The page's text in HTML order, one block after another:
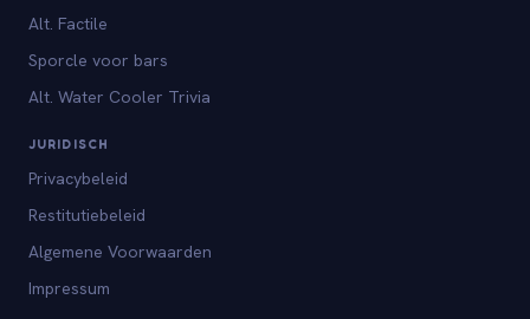
Alt. Factile
Sporcle voor bars
Alt. Water Cooler Trivia
JURIDISCH
Privacybeleid
Restitutiebeleid
Algemene Voorwaarden
Impressum